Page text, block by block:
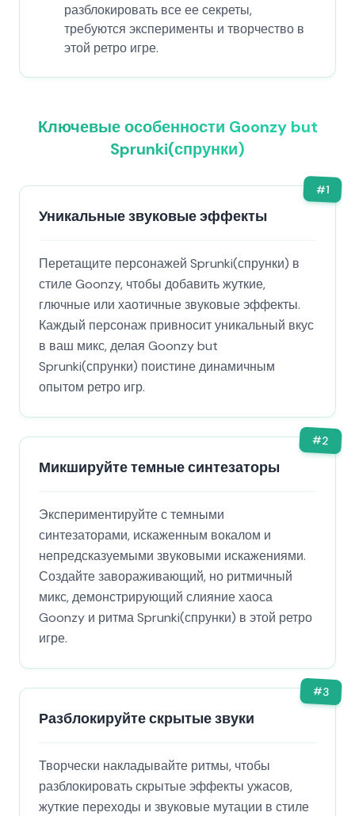
разблокировать все ее секреты,
требуются эксперименты и творчество в
этой ретро игре.
Ключевые особенности Goonzy but
Sprunki(спрунки)
#1
Уникальные звуковые эффекты
Перетащите персонажей Sprunki(спрунки) в
стиле Goonzy, чтобы добавить жуткие,
глючные или хаотичные звуковые эффекты.
Каждый персонаж привносит уникальный вкус
в ваш микс, делая Goonzy but
Sprunki(спрунки) поистине динамичным
опытом ретро игр.
#2
Микшируйте темные синтезаторы
Экспериментируйте с темными
синтезаторами, искаженным вокалом и
непредсказуемыми звуковыми искажениями.
Создайте завораживающий, но ритмичный
микс, демонстрирующий слияние хаоса
Goonzy и ритма Sprunki(спрунки) в этой ретро
игре.
#3
Разблокируйте скрытые звуки
Творчески накладывайте ритмы, чтобы
разблокировать скрытые эффекты ужасов,
жуткие переходы и звуковые мутации в стиле